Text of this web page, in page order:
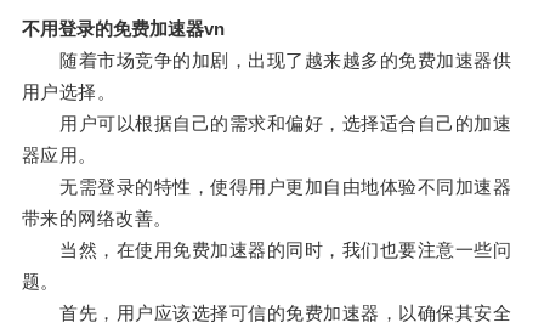
不用登录的免费加速器vn
随着市场竞争的加剧，出现了越来越多的免费加速器供
用户选择。
用户可以根据自己的需求和偏好，选择适合自己的加速
器应用。
无需登录的特性，使得用户更加自由地体验不同加速器
带来的网络改善。
当然，在使用免费加速器的同时，我们也要注意一些问
题。
首先，用户应该选择可信的免费加速器，以确保其安全